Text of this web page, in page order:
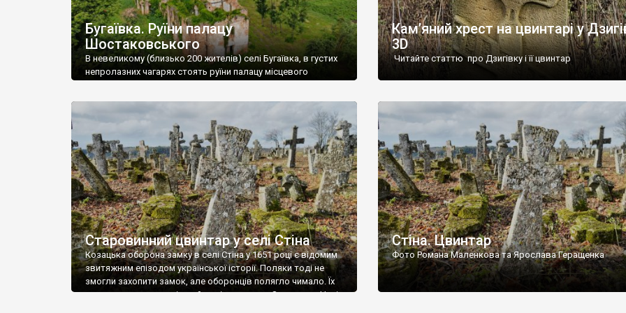
Бугаївка. Руїни палацу
Шостаковського
В невеликому (близько 200 жителів) селі Бугаївка, в густих
непролазних чагарях стоять руїни палацу місцевого
потім клуб, ще пізніше – гуртожиток. У 60-х роках минулого
століття тут розмістили туберкульозну лікарню. Коли із
палацу виїхала лікарня – ми точно не […]
Кам’яний хрест на цвинтарі у
3D
Читайте статтю про Дзигівку і її цвинтар
Старовинний цвинтар у селі Стіна
Козацька оборона замку в селі Стіна у 1651 році є відомим
звитяжним епізодом української історії. Поляки тоді не
змогли захопити замок, але оборонців полягло чимало. Їх
поховали на цвинтарі, який тоді називався Замковим. Нині
Стіна. Цвинтар
Фото Романа Маленкова та Ярослава Геращенка